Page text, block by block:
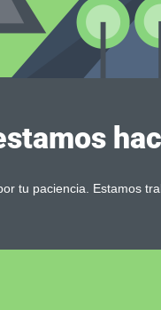
tu paciencia. Estamos